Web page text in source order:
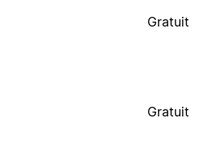
Gratuit
Gratuit